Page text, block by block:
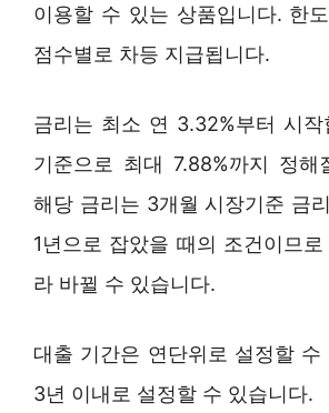
이용할 수 있는 상품입니다. 한
점수별로 차등 지급됩니다.
금리는 최소 연 3.32%부터 시작
기준으로 최대 7.88%까지 정해
해당 금리는 3개월 시장기준 금
1년으로 잡았을 때의 조건이므
라 바뀔 수 있습니다.
대출 기간은 연단위로 설정할 수
3년 이내로 설정할 수 있습니다.